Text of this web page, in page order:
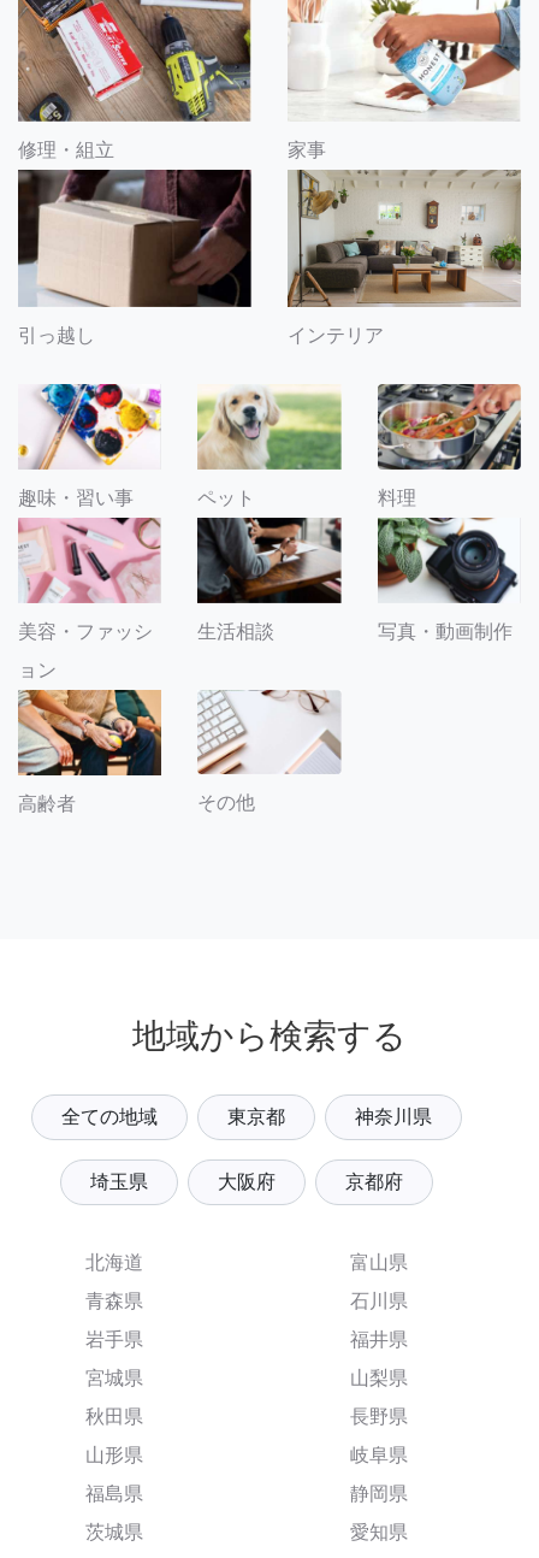
修理・組立 家事
引っ越し インテリア
趣味・習い事 ペット 料理
美容・ファッシ
ョン
生活相談 写真・動画制作
高齢者 その他
地域から検索する
全ての地域 東京都 神奈川県
埼玉県 大阪府 京都府
北海道
青森県
岩手県
宮城県
秋田県
山形県
福島県
茨城県
富山県
石川県
福井県
山梨県
長野県
岐阜県
静岡県
愛知県